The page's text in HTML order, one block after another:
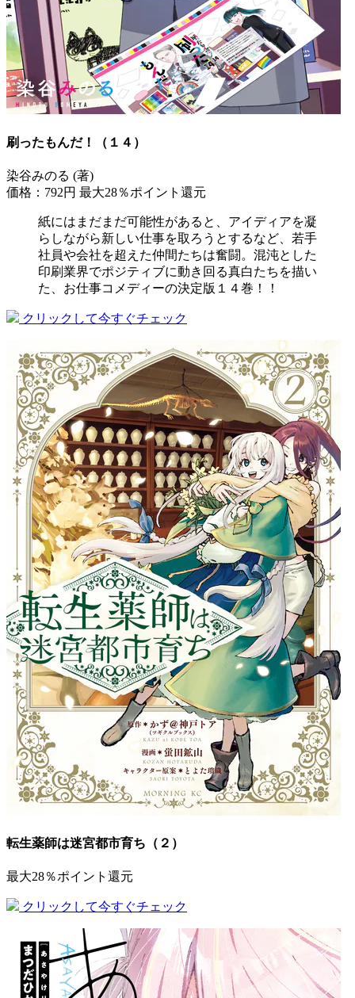
刷ったもんだ！（１４）
染谷みのる (著)
価格：792円 最大28％ポイント還元
紙にはまだまだ可能性があると、アイディアを凝
らしながら新しい仕事を取ろうとするなど、若手
社員や会社を超えた仲間たちは奮闘。混沌とした
印刷業界でポジティブに動き回る真白たちを描い
た、お仕事コメディーの決定版１４巻！！
クリックして今すぐチェック
転生薬師は迷宮都市育ち（２）
最大28％ポイント還元
クリックして今すぐチェック